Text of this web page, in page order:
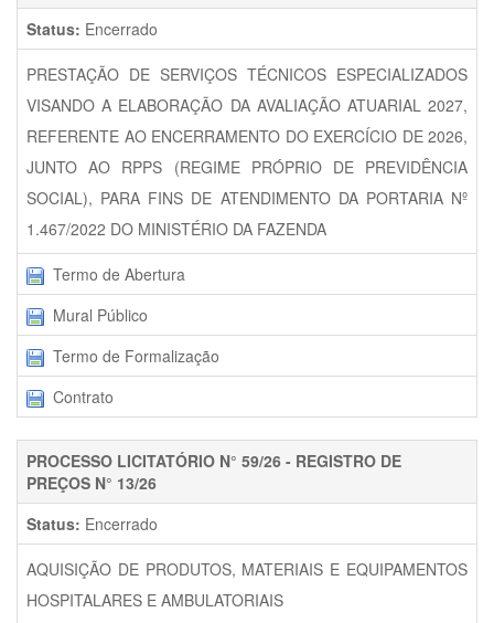
Status: Encerrado
PRESTAÇÃO DE SERVIÇOS TÉCNICOS ESPECIALIZADOS
VISANDO A ELABORAÇÃO DA AVALIAÇÃO ATUARIAL 2027,
REFERENTE AO ENCERRAMENTO DO EXERCÍCIO DE 2026,
JUNTO AO RPPS (REGIME PRÓPRIO DE PREVIDÊNCIA
SOCIAL), PARA FINS DE ATENDIMENTO DA PORTARIA Nº
1.467/2022 DO MINISTÉRIO DA FAZENDA
Termo de Abertura
Mural Público
Termo de Formalização
Contrato
PROCESSO LICITATÓRIO N° 59/26 - REGISTRO DE
PREÇOS N° 13/26
Status: Encerrado
AQUISIÇÃO DE PRODUTOS, MATERIAIS E EQUIPAMENTOS
HOSPITALARES E AMBULATORIAIS